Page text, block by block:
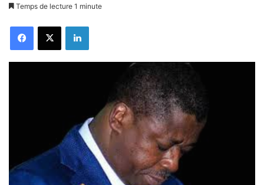
Temps de lecture 1 minute
FacebookX Linkedin